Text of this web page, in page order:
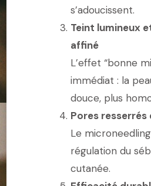
s’adoucissent.
Teint lumineux
affiné
L’effet “bonne
immédiat : la
douce, plus
Pores
Le
régulation du
cutanée.